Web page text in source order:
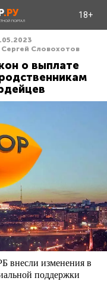
.РУ
ПОРТАЛ
18+
Словохотов
о выплате
внесли изменения в
поддержки